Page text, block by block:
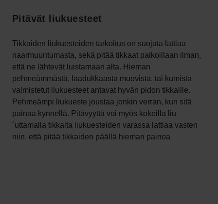
Pitävät liukuesteet
Tikkaiden liukuesteiden tarkoitus on suojata lattiaa
naarmuuntumasta, sekä pitää tikkaat paikoillaan ilman,
että ne lähtevät luistamaan alta. Hieman
pehmeämmästä, laadukkaasta muovista, tai kumista
valmistetut liukuesteet antavat hyvän pidon tikkaille.
Pehmeämpi liukueste joustaa jonkin verran, kun sitä
painaa kynnellä. Pitävyyttä voi myös kokeilla liu
´uttamalla tikkaita liukuesteiden varassa lattiaa vasten
niin, että pitää tikkaiden päällä hieman painoa